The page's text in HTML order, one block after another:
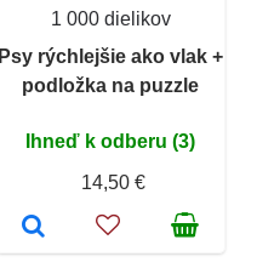
1 000 dielikov
Psy rýchlejšie ako vlak +
podložka na puzzle
Ihneď k odberu (3)
14,50 €